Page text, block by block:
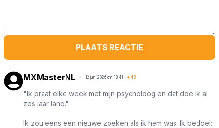
PLAATS REACTIE
MXMasterNL 12 juni 2026 om 18:41 + 43
"Ik praat elke week met mijn psycholoog en dat doe ik al
zes jaar lang."
Ik zou eens een nieuwe zoeken als ik hem was. Ik bedoel: